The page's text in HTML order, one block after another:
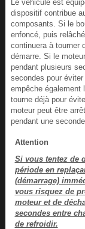
Le véhicule est
dispositif contribue
composants. Si le
enfoncé, puis
continuera à tourner
démarre. Si le
pendant plusieurs
secondes pour
empêche également
tourne déjà pour
moteur peut être
pendant une seconde.
Attention
Si vous tentez de
période en
(démarrage)
vous risquez de
moteur et de
secondes entre
de refroidir.